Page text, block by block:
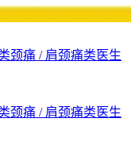
颈痛 / 肩颈痛类 医生
颈痛 / 肩颈痛类 医生